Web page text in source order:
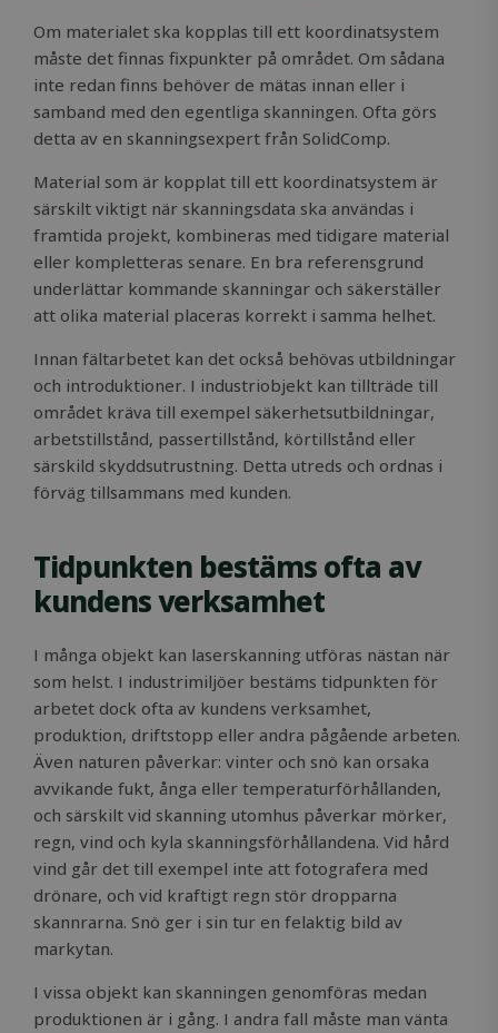
Om materialet ska kopplas till ett koordinatsystem
måste det finnas fixpunkter på området. Om sådana
inte redan finns behöver de mätas innan eller i
samband med den egentliga skanningen. Ofta görs
detta av en skanningsexpert från SolidComp.
Material som är kopplat till ett koordinatsystem är
särskilt viktigt när skanningsdata ska användas i
framtida projekt, kombineras med tidigare material
eller kompletteras senare. En bra referensgrund
underlättar kommande skanningar och säkerställer
att olika material placeras korrekt i samma helhet.
Innan fältarbetet kan det också behövas utbildningar
och introduktioner. I industriobjekt kan tillträde till
området kräva till exempel säkerhetsutbildningar,
arbetstillstånd, passertillstånd, körtillstånd eller
särskild skyddsutrustning. Detta utreds och ordnas i
förväg tillsammans med kunden.
Tidpunkten bestäms ofta av
kundens verksamhet
I många objekt kan laserskanning utföras nästan när
som helst. I industrimiljöer bestäms tidpunkten för
arbetet dock ofta av kundens verksamhet,
produktion, driftstopp eller andra pågående arbeten.
Även naturen påverkar: vinter och snö kan orsaka
avvikande fukt, ånga eller temperaturförhållanden,
och särskilt vid skanning utomhus påverkar mörker,
regn, vind och kyla skanningsförhållandena. Vid hård
vind går det till exempel inte att fotografera med
drönare, och vid kraftigt regn stör dropparna
skannrarna. Snö ger i sin tur en felaktig bild av
markytan.
I vissa objekt kan skanningen genomföras medan
produktionen är i gång. I andra fall måste man vänta